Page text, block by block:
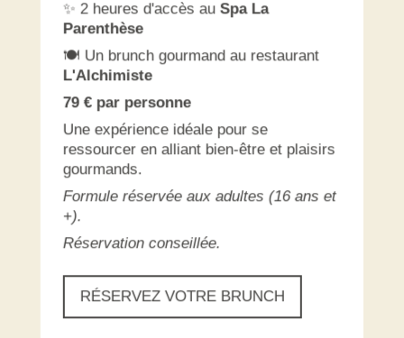
✨ 2 heures d'accès au Spa La
Parenthèse
🍽️ Un brunch gourmand au restaurant
L'Alchimiste
79 € par personne
Une expérience idéale pour se
ressourcer en alliant bien-être et plaisirs
gourmands.
Formule réservée aux adultes (16 ans et
+).
Réservation conseillée.
RÉSERVEZ VOTRE BRUNCH